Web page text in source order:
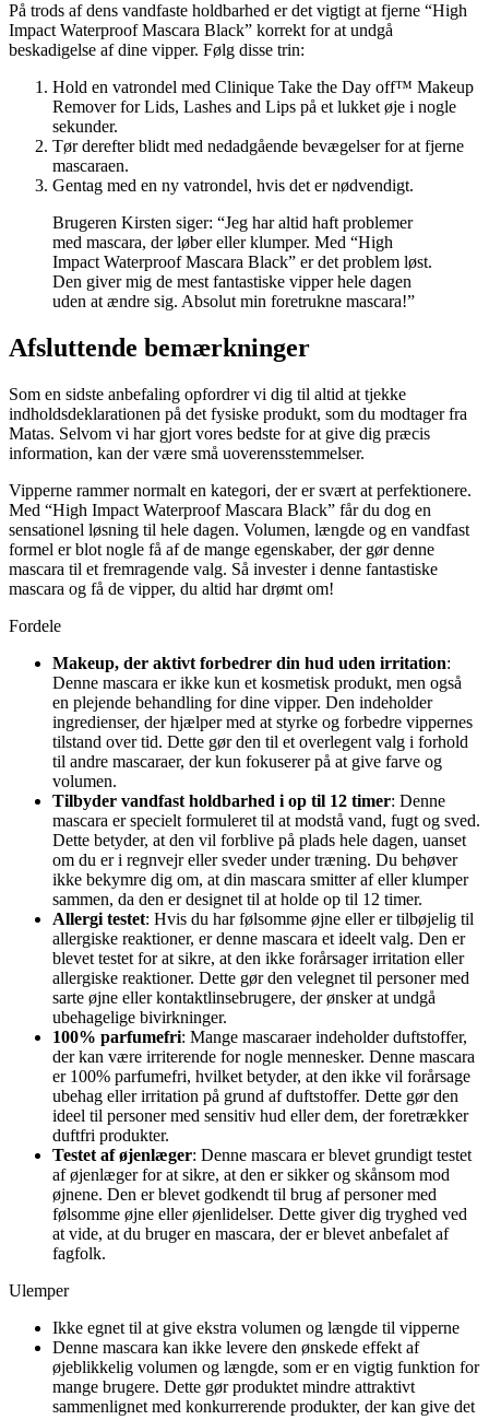
På trods af dens vandfaste holdbarhed er det vigtigt at fjerne “High
Impact Waterproof Mascara Black” korrekt for at undgå
beskadigelse af dine vipper. Følg disse trin:
Hold en vatrondel med Clinique Take the Day off™ Makeup
Remover for Lids, Lashes and Lips på et lukket øje i nogle
sekunder.
Tør derefter blidt med nedadgående bevægelser for at fjerne
mascaraen.
Gentag med en ny vatrondel, hvis det er nødvendigt.
Brugeren Kirsten siger: “Jeg har altid haft problemer
med mascara, der løber eller klumper. Med “High
Impact Waterproof Mascara Black” er det problem løst.
Den giver mig de mest fantastiske vipper hele dagen
uden at ændre sig. Absolut min foretrukne mascara!”
Afsluttende bemærkninger
Som en sidste anbefaling opfordrer vi dig til altid at tjekke
indholdsdeklarationen på det fysiske produkt, som du modtager fra
Matas. Selvom vi har gjort vores bedste for at give dig præcis
information, kan der være små uoverensstemmelser.
Vipperne rammer normalt en kategori, der er svært at perfektionere.
Med “High Impact Waterproof Mascara Black” får du dog en
sensationel løsning til hele dagen. Volumen, længde og en vandfast
formel er blot nogle få af de mange egenskaber, der gør denne
mascara til et fremragende valg. Så invester i denne fantastiske
mascara og få de vipper, du altid har drømt om!
Fordele
Makeup, der aktivt forbedrer din hud uden irritation:
Denne mascara er ikke kun et kosmetisk produkt, men også
en plejende behandling for dine vipper. Den indeholder
ingredienser, der hjælper med at styrke og forbedre vippernes
tilstand over tid. Dette gør den til et overlegent valg i forhold
til andre mascaraer, der kun fokuserer på at give farve og
volumen.
Tilbyder vandfast holdbarhed i op til 12 timer: Denne
mascara er specielt formuleret til at modstå vand, fugt og sved.
Dette betyder, at den vil forblive på plads hele dagen, uanset
om du er i regnvejr eller sveder under træning. Du behøver
ikke bekymre dig om, at din mascara smitter af eller klumper
sammen, da den er designet til at holde op til 12 timer.
Allergi testet: Hvis du har følsomme øjne eller er tilbøjelig til
allergiske reaktioner, er denne mascara et ideelt valg. Den er
blevet testet for at sikre, at den ikke forårsager irritation eller
allergiske reaktioner. Dette gør den velegnet til personer med
sarte øjne eller kontaktlinsebrugere, der ønsker at undgå
ubehagelige bivirkninger.
100% parfumefri: Mange mascaraer indeholder duftstoffer,
der kan være irriterende for nogle mennesker. Denne mascara
er 100% parfumefri, hvilket betyder, at den ikke vil forårsage
ubehag eller irritation på grund af duftstoffer. Dette gør den
ideel til personer med sensitiv hud eller dem, der foretrækker
duftfri produkter.
Testet af øjenlæger: Denne mascara er blevet grundigt testet
af øjenlæger for at sikre, at den er sikker og skånsom mod
øjnene. Den er blevet godkendt til brug af personer med
følsomme øjne eller øjenlidelser. Dette giver dig tryghed ved
at vide, at du bruger en mascara, der er blevet anbefalet af
fagfolk.
Ulemper
Ikke egnet til at give ekstra volumen og længde til vipperne
Denne mascara kan ikke levere den ønskede effekt af
øjeblikkelig volumen og længde, som er en vigtig funktion for
mange brugere. Dette gør produktet mindre attraktivt
sammenlignet med konkurrerende produkter, der kan give det